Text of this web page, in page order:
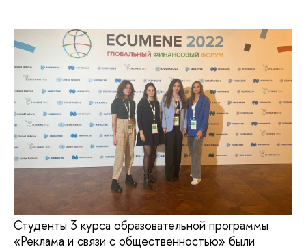
Студенты 3 курса образовательной программы
«Реклама и связи с общественностью» были